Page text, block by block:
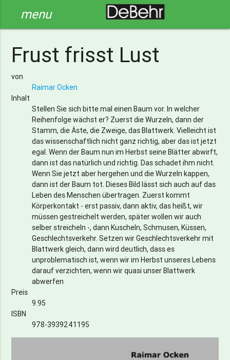
menu
Frust frisst Lust
von
Raimar Ocken
Inhalt
Stellen Sie sich bitte mal einen Baum vor. In welcher
Reihenfolge wächst er? Zuerst die Wurzeln, dann der
Stamm, die Äste, die Zweige, das Blattwerk. Vielleicht ist
das wissenschaftlich nicht ganz richtig, aber das ist jetzt
egal. Wenn der Baum nun im Herbst seine Blätter abwirft,
dann ist das natürlich und richtig. Das schadet ihm nicht.
Wenn Sie jetzt aber hergehen und die Wurzeln kappen,
dann ist der Baum tot. Dieses Bild lässt sich auch auf das
Leben des Menschen übertragen. Zuerst kommt
Körperkontakt - erst passiv, dann aktiv, das heißt, wir
müssen gestreichelt werden, später wollen wir auch
selber streicheln -, dann Kuscheln, Schmusen, Küssen,
Geschlechtsverkehr. Setzen wir Geschlechtsverkehr mit
Blattwerk gleich, dann wird deutlich, dass es
unproblematisch ist, wenn wir im Herbst unseres Lebens
darauf verzichten, wenn wir quasi unser Blattwerk
abwerfen
Preis
9.95
ISBN
978-3939241195